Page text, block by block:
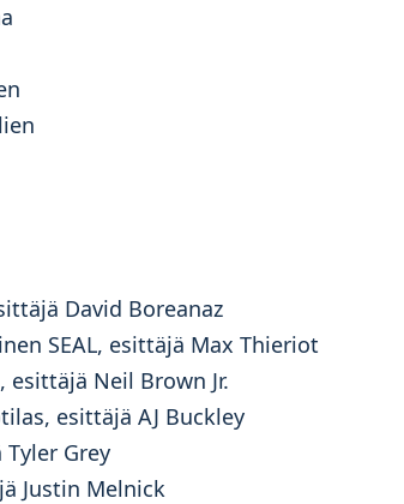
David Boreanaz
SEAL, esittäjä Max Thieriot
Neil Brown Jr.
esittäjä AJ Buckley
Grey
Justin Melnick